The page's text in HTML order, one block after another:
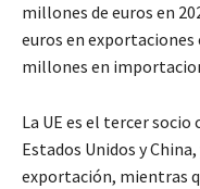
millones de euros en
euros en exportaciones
millones en
La UE es el tercer socio
Estados Unidos y
exportación, mientras